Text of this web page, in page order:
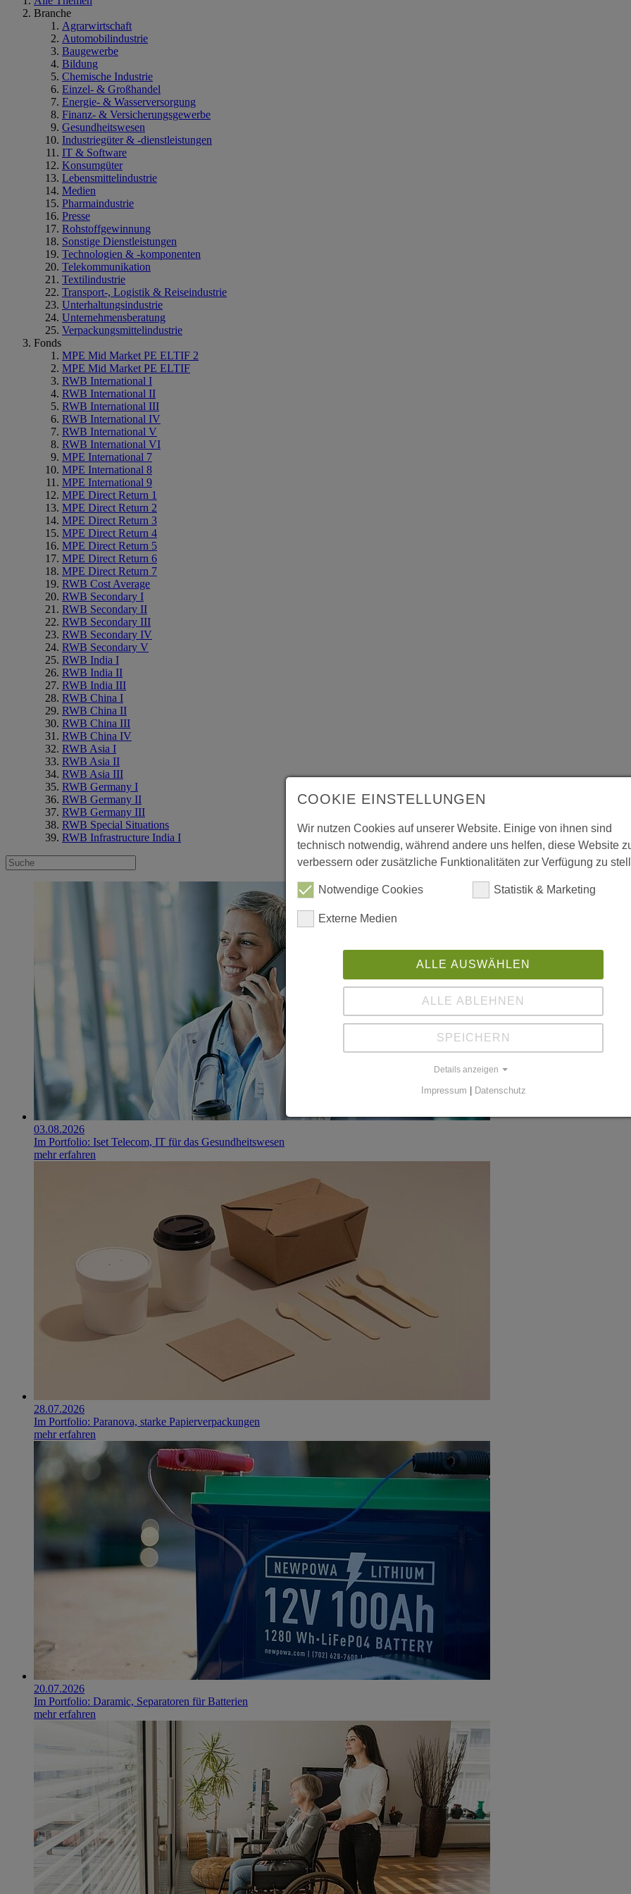
Branche
Agrarwirtschaft
Automobilindustrie
Baugewerbe
Bildung
Chemische Industrie
Einzel- & Großhandel
Energie- & Wasserversorgung
Finanz- & Versicherungsgewerbe
Gesundheitswesen
Industriegüter & -dienstleistungen
IT & Software
Konsumgüter
Lebensmittelindustrie
Medien
Pharmaindustrie
Presse
Rohstoffgewinnung
Sonstige Dienstleistungen
Technologien & -komponenten
Telekommunikation
Textilindustrie
Transport-, Logistik & Reiseindustrie
Unterhaltungsindustrie
Unternehmensberatung
Verpackungsmittelindustrie
Fonds
MPE Mid Market PE ELTIF 2
MPE Mid Market PE ELTIF
RWB International I
RWB International II
RWB International III
RWB International IV
RWB International V
RWB International VI
MPE International 7
MPE International 8
MPE International 9
MPE Direct Return 1
MPE Direct Return 2
MPE Direct Return 3
MPE Direct Return 4
MPE Direct Return 5
MPE Direct Return 6
MPE Direct Return 7
RWB Cost Average
RWB Secondary I
RWB Secondary II
RWB Secondary III
RWB Secondary IV
RWB Secondary V
RWB India I
RWB India II
RWB India III
RWB China I
RWB China II
RWB China III
RWB China IV
RWB Asia I
RWB Asia II
RWB Asia III
RWB Germany I
RWB Germany II
RWB Germany III
RWB Special Situations
RWB Infrastructure India I
03.08.2026
Im Portfolio: Iset Telecom, IT für das Gesundheitswesen
mehr erfahren
28.07.2026
Im Portfolio: Paranova, starke Papierverpackungen
mehr erfahren
20.07.2026
Im Portfolio: Daramic, Separatoren für Batterien
mehr erfahren
COOKIE EINSTELLUNGEN
Wir nutzen Cookies auf unserer Website. Einige von ihnen sind
technisch notwendig, während andere uns helfen, diese Website
verbessern oder zusätzliche Funktionalitäten zur Verfügung zu
Notwendige Cookies Statistik & Marketing
Externe Medien
ALLE AUSWÄHLEN
ALLE ABLEHNEN
SPEICHERN
Details anzeigen
Impressum Datenschutz